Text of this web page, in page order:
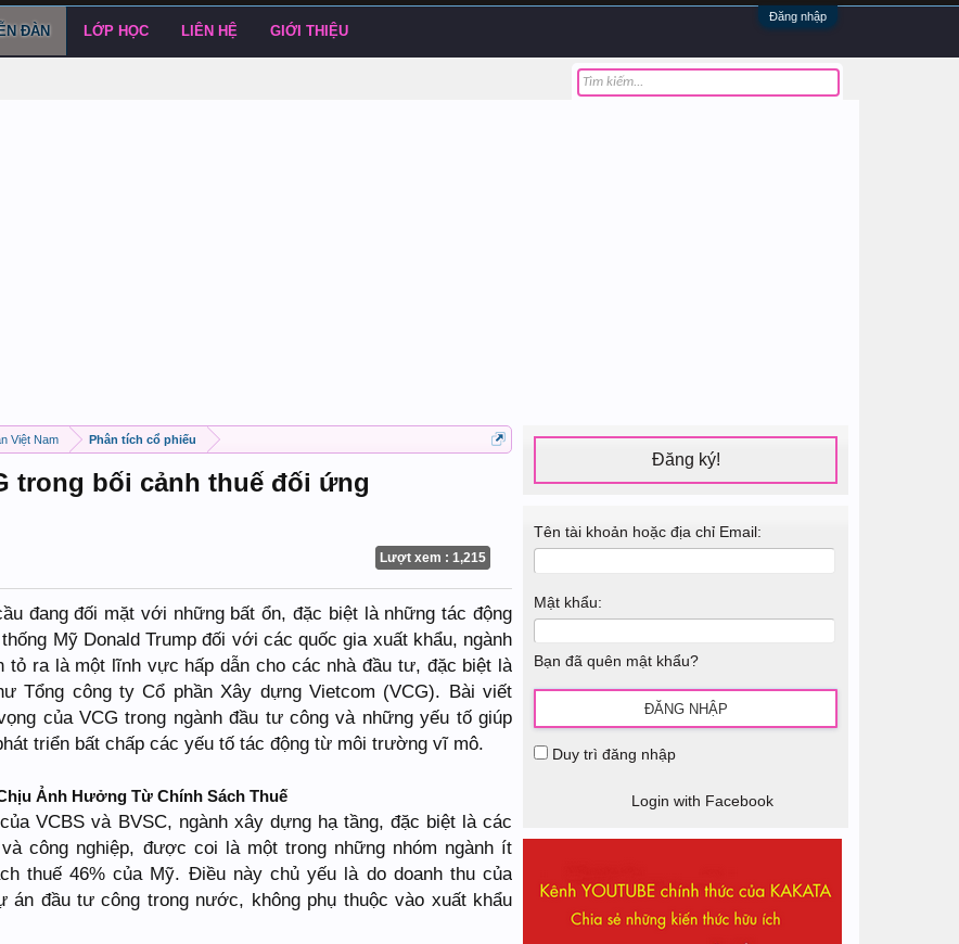
Đăng nhập
Việt Nam Phân tích cổ phiếu
trong bối cảnh thuế đối ứng
Lượt xem : 1,215
đang đối mặt với những bất ổn, đặc biệt là những tác động
Mỹ Donald Trump đối với các quốc gia xuất khẩu, ngành
tỏ ra là một lĩnh vực hấp dẫn cho các nhà đầu tư, đặc biệt là
Tổng công ty Cổ phần Xây dựng Vietcom (VCG). Bài viết
của VCG trong ngành đầu tư công và những yếu tố giúp
triển bất chấp các yếu tố tác động từ môi trường vĩ mô.
Ảnh Hưởng Từ Chính Sách Thuế
VCBS và BVSC, ngành xây dựng hạ tầng, đặc biệt là các
công nghiệp, được coi là một trong những nhóm ngành ít
thuế 46% của Mỹ. Điều này chủ yếu là do doanh thu của
án đầu tư công trong nước, không phụ thuộc vào xuất khẩu
Đăng ký!
Tên tài khoản hoặc địa chỉ Email:
Mật khẩu:
Bạn đã quên mật khẩu?
Duy trì đăng nhập
Login with Facebook
ĐÀN LỚP HỌC LIÊN HỆ GIỚI THIỆU